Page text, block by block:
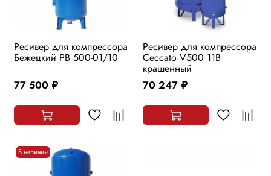
Ресивер для компрессора
Бежецкий РВ 500-01/10
77 500 руб.
Ресивер для компрессора
Ceccato V500 11B
крашенный
70 247 руб.
В наличии